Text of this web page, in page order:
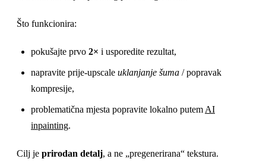
Što funkcionira:
pokušajte prvo 2× i usporedite rezultat,
napravite prije-upscale uklanjanje šuma / popravak
kompresije,
problematična mjesta popravite lokalno putemAI
inpainting.
Cilj je prirodan detalj, a ne „pregenerirana“ tekstura.